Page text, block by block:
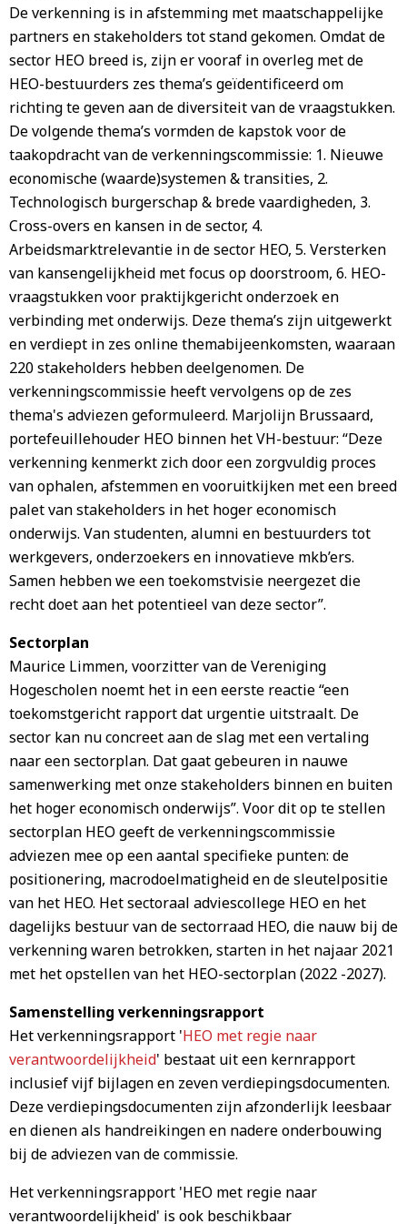
De verkenning is in afstemming met maatschappelijke
partners en stakeholders tot stand gekomen. Omdat de
sector HEO breed is, zijn er vooraf in overleg met de
HEO-bestuurders zes thema’s geïdentificeerd om
richting te geven aan de diversiteit van de vraagstukken.
De volgende thema’s vormden de kapstok voor de
taakopdracht van de verkenningscommissie: 1. Nieuwe
economische (waarde)systemen & transities, 2.
Technologisch burgerschap & brede vaardigheden, 3.
Cross-overs en kansen in de sector, 4.
Arbeidsmarktrelevantie in de sector HEO, 5. Versterken
van kansengelijkheid met focus op doorstroom, 6. HEO-
vraagstukken voor praktijkgericht onderzoek en
verbinding met onderwijs. Deze thema’s zijn uitgewerkt
en verdiept in zes online themabijeenkomsten, waaraan
220 stakeholders hebben deelgenomen. De
verkenningscommissie heeft vervolgens op de zes
thema's adviezen geformuleerd. Marjolijn Brussaard,
portefeuillehouder HEO binnen het VH-bestuur: “Deze
verkenning kenmerkt zich door een zorgvuldig proces
van ophalen, afstemmen en vooruitkijken met een breed
palet van stakeholders in het hoger economisch
onderwijs. Van studenten, alumni en bestuurders tot
werkgevers, onderzoekers en innovatieve mkb’ers.
Samen hebben we een toekomstvisie neergezet die
recht doet aan het potentieel van deze sector”.
Sectorplan
Maurice Limmen, voorzitter van de Vereniging
Hogescholen noemt het in een eerste reactie “een
toekomstgericht rapport dat urgentie uitstraalt. De
sector kan nu concreet aan de slag met een vertaling
naar een sectorplan. Dat gaat gebeuren in nauwe
samenwerking met onze stakeholders binnen en buiten
het hoger economisch onderwijs”. Voor dit op te stellen
sectorplan HEO geeft de verkenningscommissie
adviezen mee op een aantal specifieke punten: de
positionering, macrodoelmatigheid en de sleutelpositie
van het HEO. Het sectoraal adviescollege HEO en het
dagelijks bestuur van de sectorraad HEO, die nauw bij de
verkenning waren betrokken, starten in het najaar 2021
met het opstellen van het HEO-sectorplan (2022 -2027).
Samenstelling verkenningsrapport
Het verkenningsrapport 'HEO met regie naar
verantwoordelijkheid' bestaat uit een kernrapport
inclusief vijf bijlagen en zeven verdiepingsdocumenten.
Deze verdiepingsdocumenten zijn afzonderlijk leesbaar
en dienen als handreikingen en nadere onderbouwing
bij de adviezen van de commissie.
Het verkenningsrapport 'HEO met regie naar
verantwoordelijkheid' is ook beschikbaar